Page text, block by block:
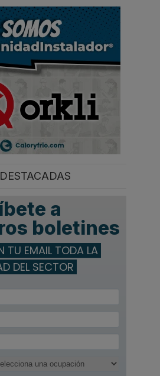
a
boletines
TU EMAIL TODA LA
DEL SECTOR